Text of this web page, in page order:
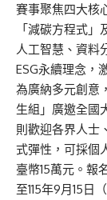
賽事聚焦四大核
「減碳方程式
人工智慧、資料
ESG永續理念，
為廣納多元創意
生組」廣邀全國
則歡迎各界人士
式彈性，可採個
臺幣15萬元。報
至115年9月15日